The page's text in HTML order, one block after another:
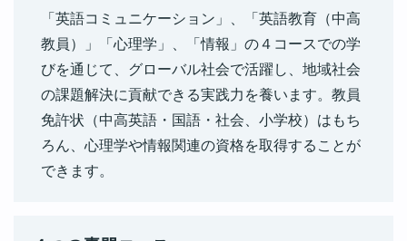
「英語コミュニケーション」、「英語教育（中高
教員）」「心理学」、「情報」の４コースでの学
びを通じて、グローバル社会で活躍し、地域社会
の課題解決に貢献できる実践力を養います。教員
免許状（中高英語・国語・社会、小学校）はもち
ろん、心理学や情報関連の資格を取得することが
できます。